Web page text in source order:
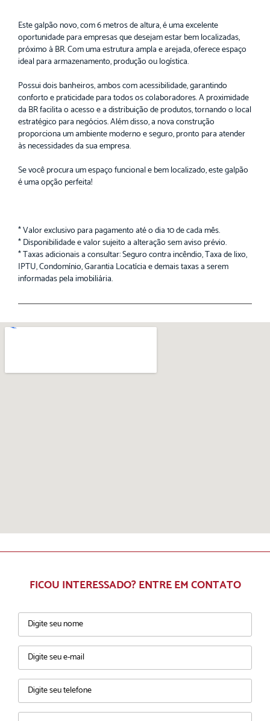
Este galpão novo, com 6 metros de altura, é uma excelente
oportunidade para empresas que desejam estar bem localizadas,
próximo à BR. Com uma estrutura ampla e arejada, oferece espaço
ideal para armazenamento, produção ou logística.
Possui dois banheiros, ambos com acessibilidade, garantindo
conforto e praticidade para todos os colaboradores. A proximidade
da BR facilita o acesso e a distribuição de produtos, tornando o local
estratégico para negócios. Além disso, a nova construção
proporciona um ambiente moderno e seguro, pronto para atender
às necessidades da sua empresa.
Se você procura um espaço funcional e bem localizado, este galpão
é uma opção perfeita!
* Valor exclusivo para pagamento até o dia 10 de cada mês.
* Disponibilidade e valor sujeito a alteração sem aviso prévio.
* Taxas adicionais a consultar: Seguro contra incêndio, Taxa de lixo,
IPTU, Condomínio, Garantia Locatícia e demais taxas a serem
informadas pela imobiliária.
FICOU INTERESSADO? ENTRE EM CONTATO